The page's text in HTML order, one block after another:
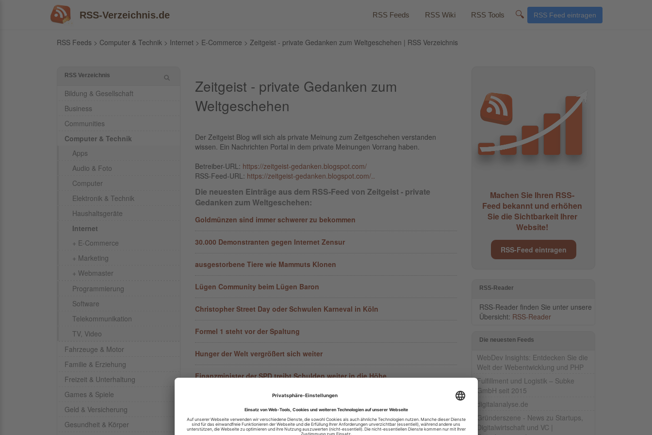
RSS-Verzeichnis.de RSS Feeds RSS Wiki RSS Tools 🔍 RSS Feed eintragen
RSS Feeds > Computer & Technik > Internet > E-Commerce > Zeitgeist - private Gedanken zum Weltgeschehen | RSS Verzeichnis
RSS Verzeichnis
Bildung & Gesellschaft
Business
Communities
Computer & Technik
Apps
Audio & Foto
Computer
Elektronik & Technik
Haushaltsgeräte
Internet
+ E-Commerce
+ Marketing
+ Webmaster
Programmierung
Software
Telekommunikation
TV, Video
Fahrzeuge & Motor
Familie & Erziehung
Freizeit & Unterhaltung
Games & Spiele
Geld & Versicherung
Gesundheit & Körper
Zeitgeist - private Gedanken zum
Weltgeschehen
Der Zeitgeist Blog will sich als private Meinung zum Zeitgeschehen verstanden
wissen. Ein Nachrichten Portal in dem private Meinungen Vorrang haben.
Betreiber-URL: https://zeitgeist-gedanken.blogspot.com/
RSS-Feed-URL: https://zeitgeist-gedanken.blogspot.com/..
Die neuesten Einträge aus dem RSS-Feed von Zeitgeist - private
Gedanken zum Weltgeschehen:
Goldmünzen sind immer schwerer zu bekommen
30.000 Demonstranten gegen Internet Zensur
ausgestorbene Tiere wie Mammuts Klonen
Lügen Community beim Lügen Baron
Christopher Street Day oder Schwulen Karneval in Köln
Formel 1 steht vor der Spaltung
Hunger der Welt vergrößert sich weiter
Finanzminister der SPD treibt Schulden weiter in die Höhe
Sonnen Energie Strom aus der Wüste trifft den Zeitgeist voll
Treffen die Deutschen Parteien noch den Zeitgeist
Machen Sie Ihren RSS-
Feed bekannt und erhöhen
Sie die Sichtbarkeit Ihrer
Website!
RSS-Feed eintragen
RSS-Reader
RSS-Reader finden Sie unter unsere
Übersicht: RSS-Reader
Die neuesten Feeds
WebDev Insights: Entdecken Sie die
Welt der Webentwicklung und PHP
Fulfillment und Logistik – Subke
GmbH seit 2015
digitalanalyse.de
Gründerszene - News zu Startups,
Digitalwirtschaft und VC |